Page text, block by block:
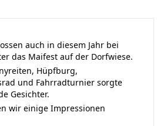
auch in diesem Jahr bei
das Maifest auf der Dorfwiese.
Hüpfburg,
und Fahrradturnier sorgte
Gesichter.
wir einige Impressionen